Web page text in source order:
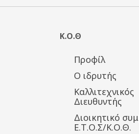
Κ.Ο.Θ
Προφίλ
Ο ιδρυτής
Καλλιτεχνικός
Διευθυντής
Διοικητικό
Ε.Τ.Ο.Σ/Κ.Ο.Θ.